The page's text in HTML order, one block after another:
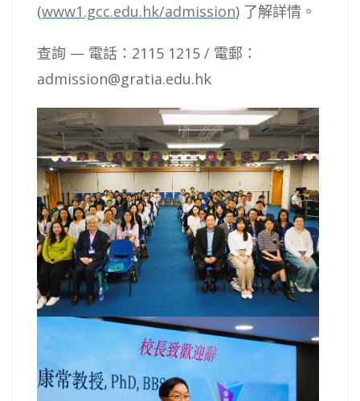
(www1.gcc.edu.hk/admission) 了解詳情。
查詢 — 電話：2115 1215 / 電郵：
admission@gratia.edu.hk